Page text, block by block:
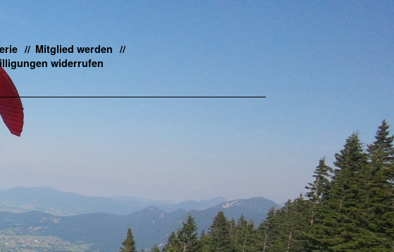
Mitglied werden
widerrufen